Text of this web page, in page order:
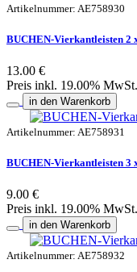
Artikelnummer: AE758930
BUCHEN-Vierkantleisten 2
13.00 €
Preis inkl. 19.00%
in den Warenkorb
Artikelnummer: AE758931
BUCHEN-Vierkantleisten 3
9.00 €
Preis inkl. 19.00%
in den Warenkorb
Artikelnummer: AE758932